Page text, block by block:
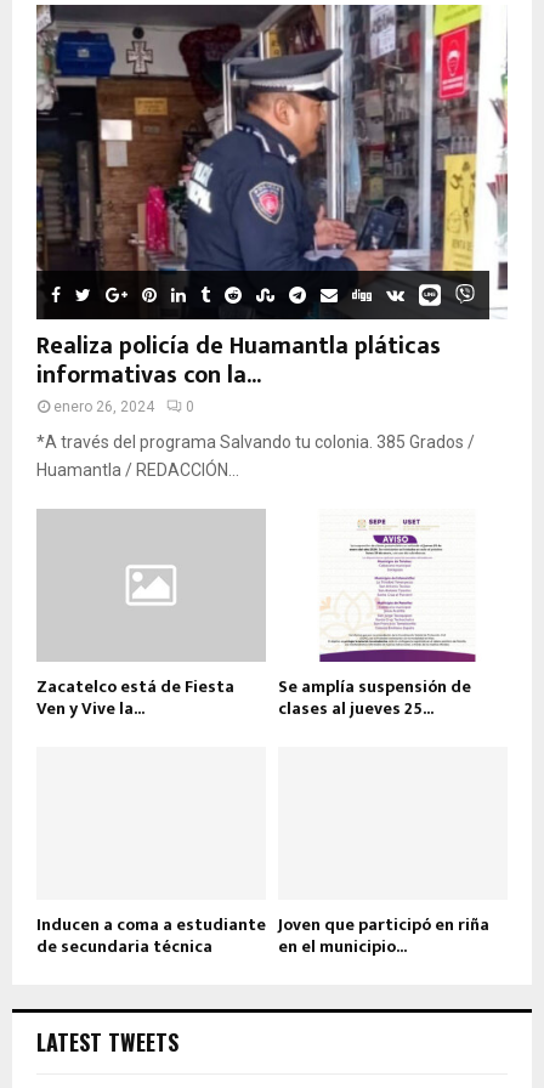
Realiza policía de Huamantla pláticas
informativas con la...
enero 26, 2024 0
*A través del programa Salvando tu colonia. 385 Grados /
Huamantla / REDACCIÓN...
Zacatelco está de Fiesta
Ven y Vive la...
Se amplía suspensión de
clases al jueves 25...
Inducen a coma a estudiante
de secundaria técnica
Joven que participó en riña
en el municipio...
LATEST TWEETS